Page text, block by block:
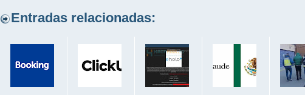
Entradas relacionadas: